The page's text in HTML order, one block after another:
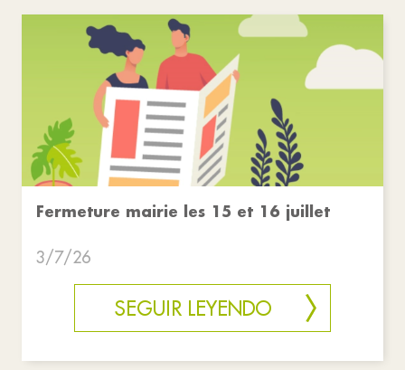
Fermeture mairie les 15 et 16 juillet
3/7/26
SEGUIR LEYENDO